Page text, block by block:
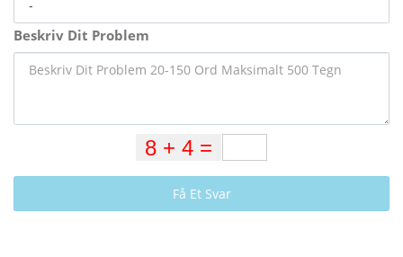
Beskriv Dit Problem
Få Et Svar